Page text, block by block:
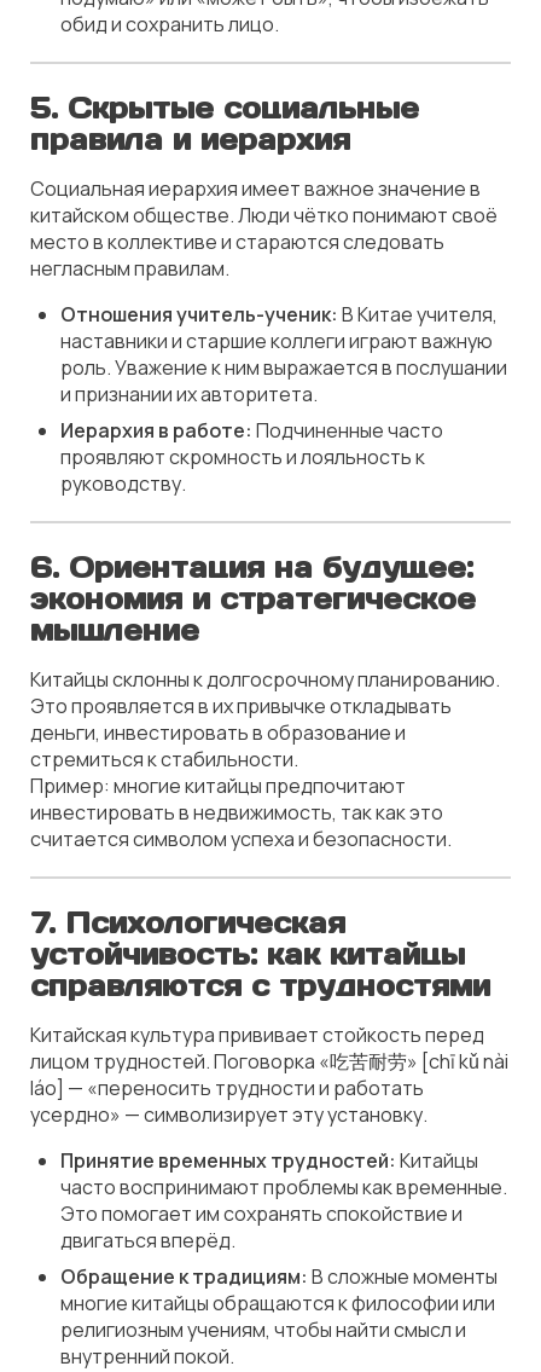
обид и сохранить лицо.
5. Скрытые социальные
правила и иерархия
Социальная иерархия имеет важное значение в
китайском обществе. Люди чётко понимают своё
место в коллективе и стараются следовать
негласным правилам.
Отношения учитель-ученик: В Китае учителя,
наставники и старшие коллеги играют важную
роль. Уважение к ним выражается в послушании
и признании их авторитета.
Иерархия в работе: Подчиненные часто
проявляют скромность и лояльность к
руководству.
6. Ориентация на будущее:
экономия и стратегическое
мышление
Китайцы склонны к долгосрочному планированию.
Это проявляется в их привычке откладывать
деньги, инвестировать в образование и
стремиться к стабильности.
Пример: многие китайцы предпочитают
инвестировать в недвижимость, так как это
считается символом успеха и безопасности.
7. Психологическая
устойчивость: как китайцы
справляются с трудностями
Китайская культура прививает стойкость перед
лицом трудностей. Поговорка «吃苦耐劳» [chī kǔ nài
láo] — «переносить трудности и работать
усердно» — символизирует эту установку.
Принятие временных трудностей: Китайцы
часто воспринимают проблемы как временные.
Это помогает им сохранять спокойствие и
двигаться вперёд.
Обращение к традициям: В сложные моменты
многие китайцы обращаются к философии или
религиозным учениям, чтобы найти смысл и
внутренний покой.